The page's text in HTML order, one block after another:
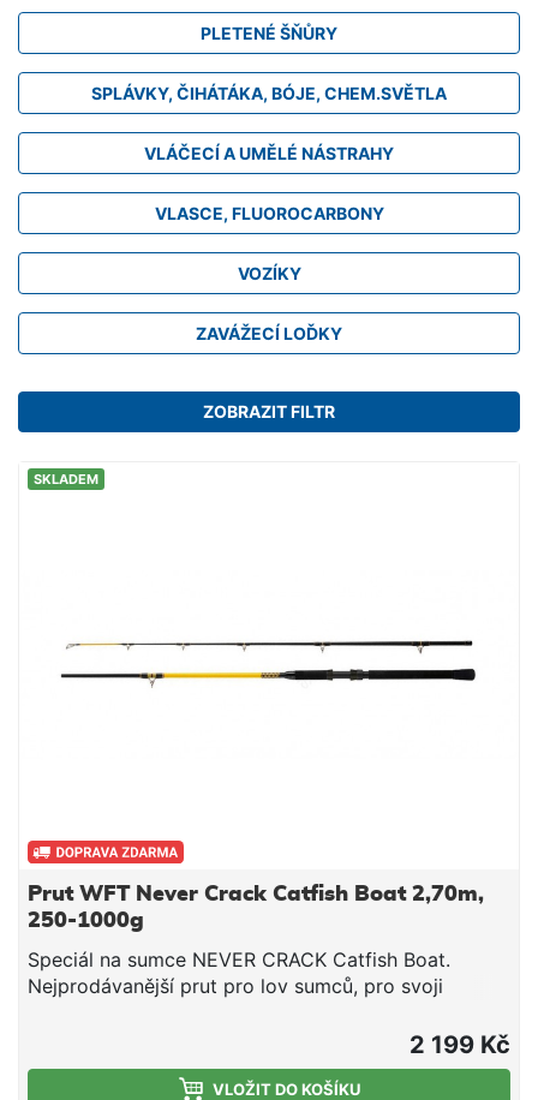
PLETENÉ ŠŇŮRY
SPLÁVKY, ČIHÁTÁKA, BÓJE, CHEM.SVĚTLA
VLÁČECÍ A UMĚLÉ NÁSTRAHY
VLASCE, FLUOROCARBONY
VOZÍKY
ZAVÁŽECÍ LOĎKY
ZOBRAZIT FILTR
SKLADEM
Prut WFT Never Crack Catfish Boat 2,70m,
250-1000g
Speciál na sumce NEVER CRACK Catfish Boat.
Nejprodávanější prut pro lov sumců, pro svoji
exemplářů. Pruty jsou již řadu let vyráběny s
oblíbeným nezlomitelným blankem se
sklolaminátovou špicí Never Crack, osazené očky
2 199 Kč
VLOŽIT DO KOŠÍKU